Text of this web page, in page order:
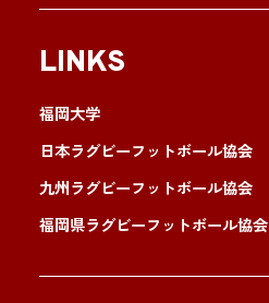
LINKS
福岡大学
日本ラグビーフットボール協会
九州ラグビーフットボール協会
福岡県ラグビーフットボール協会